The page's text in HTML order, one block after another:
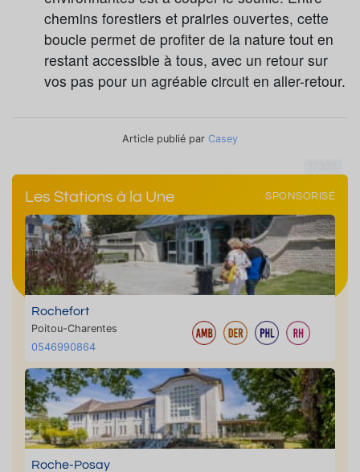
chemins forestiers et prairies ouvertes, cette
boucle permet de profiter de la nature tout en
restant accessible à tous, avec un retour sur
vos pas pour un agréable circuit en aller-retour.
Article publié par Casey
Les Stations à la Une SPONSORISÉ
Rochefort
Poitou-Charentes
0546990864
Roche-Posay